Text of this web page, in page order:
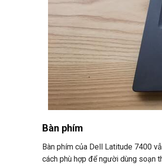
Bàn phím
Bàn phím của Dell Latitude 7400
cách phù hợp để người dùng soạn